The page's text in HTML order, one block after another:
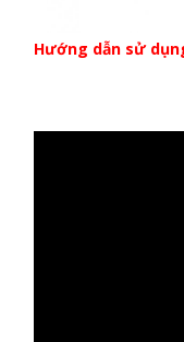
Hướng dẫn sử